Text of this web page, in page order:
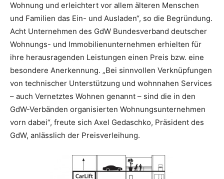
Wohnung und erleichtert vor allem älteren Menschen
und Familien das Ein- und Ausladen“, so die Begründung.
Acht Unternehmen des GdW Bundesverband deutscher
Wohnungs- und Immobilienunternehmen erhielten für
ihre herausragenden Leistungen einen Preis bzw. eine
besondere Anerkennung. „Bei sinnvollen Verknüpfungen
von technischer Unterstützung und wohnnahen Services
– auch Vernetztes Wohnen genannt – sind die in den
GdW-Verbänden organisierten Wohnungsunternehmen
vorn dabei“, freute sich Axel Gedaschko, Präsident des
GdW, anlässlich der Preisverleihung.